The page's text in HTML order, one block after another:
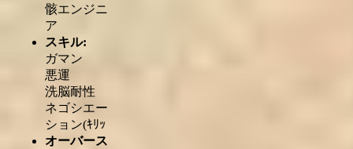
骸エンジニ
ア
スキル:
ガマン
悪運
洗脳耐性
ネゴシエー
ション(ｷﾘｯ
オーバース